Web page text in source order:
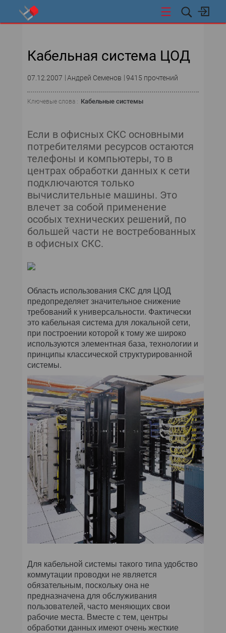
СОБЫТИЯ
ЦОДЫ И ОБЛАКА
СЕТИ И ТЕЛЕКОММУНИКАЦИИ
ЖУРНАЛ
Кабельная система ЦОД
07.12.2007 Андрей Семенов 9415 прочтений
Ключевые слова : Кабельные системы
Если в офисных СКС основными
потребителями ресурсов остаются
телефоны и компьютеры, то в
центрах обработки данных к сети
подключаются только
вычислительные машины. Это
влечет за собой применение
особых технических решений, по
большей части не востребованных
в офисных СКС.
Область использования СКС для ЦОД
предопределяет значительное снижение
требований к универсальности. Фактически
это кабельная система для локальной сети,
при построении которой к тому же широко
используются элементная база, технологии и
принципы классической структурированной
системы.
Для кабельной системы такого типа удобство
коммутации проводки не является
обязательным, поскольку она не
предназначена для обслуживания
пользователей, часто меняющих свои
рабочие места. Вместе с тем, центры
обработки данных имеют очень жесткие